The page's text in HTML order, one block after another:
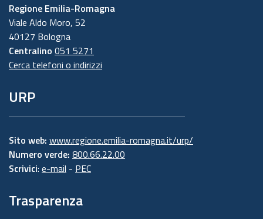
Regione Emilia-Romagna
Viale Aldo Moro, 52
40127 Bologna
Centralino 051 5271
Cerca telefoni o indirizzi
URP
Sito web: www.regione.emilia-romagna.it/urp/
Numero verde: 800.66.22.00
Scrivici: e-mail - PEC
Trasparenza